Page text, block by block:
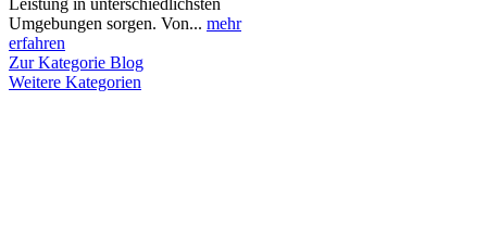
Leistung in unterschiedlichsten
Umgebungen sorgen. Von... mehr
erfahren
Zur Kategorie Blog
Weitere Kategorien